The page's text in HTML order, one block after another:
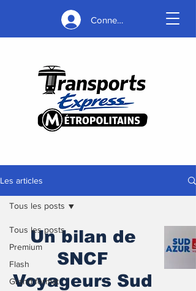
Connexion
Les articles
Tous les posts
Premium
Flash
Grand format
Tous les posts
Un bilan de
SNCF
Voyageurs Sud